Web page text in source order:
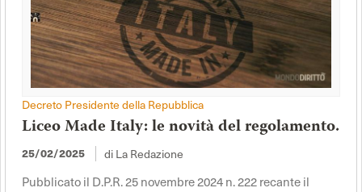
Decreto Presidente della Repubblica
Liceo Made Italy: le novità del regolamento.
25/02/2025 di La Redazione
Pubblicato il D.P.R. 25 novembre 2024 n. 222 recante il